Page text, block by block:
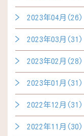
2023年04月(26)
2023年03月(31)
2023年02月(28)
2023年01月(31)
2022年12月(31)
2022年11月(30)